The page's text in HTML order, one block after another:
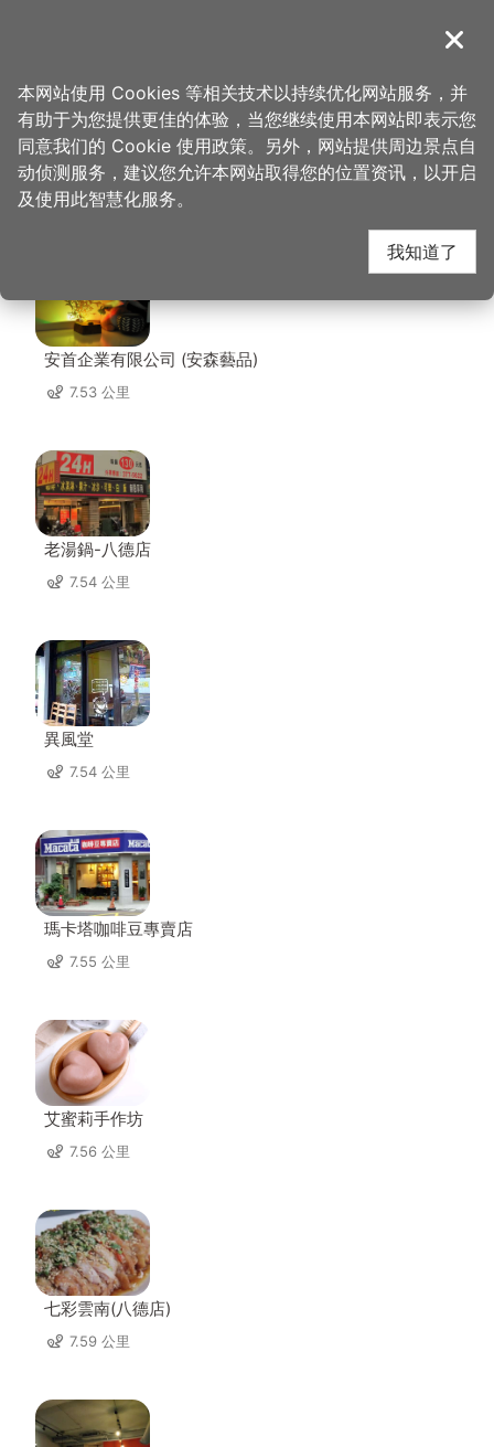
導覽
首页 > 想去的地方 > 美食、购物 > 藏王极上锅物
藏王极上锅物 周边店家
安首企業有限公司 (安森藝品)
7.53 公里
老湯鍋-八德店
7.54 公里
異風堂
7.54 公里
瑪卡塔咖啡豆專賣店
7.55 公里
艾蜜莉手作坊
7.56 公里
七彩雲南(八德店)
7.59 公里
关闭
本网站使用 Cookies 等相关技术以持续优化网站服务，并
有助于为您提供更佳的体验，当您继续使用本网站即表示您
同意我们的 Cookie 使用政策。另外，网站提供周边景点自
动侦测服务，建议您允许本网站取得您的位置资讯，以开启
及使用此智慧化服务。
我知道了